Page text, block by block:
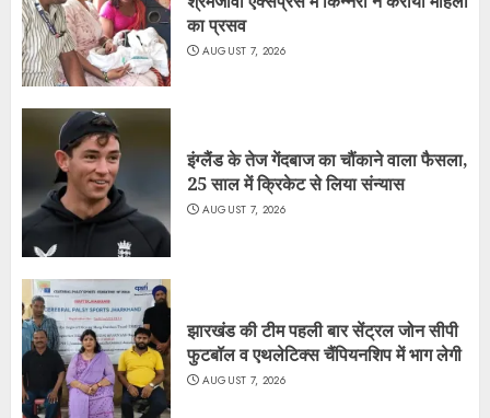
का प्रसव
AUGUST 7, 2026
इंग्लैंड के तेज गेंदबाज का चौंकाने वाला फैसला,
25 साल में क्रिकेट से लिया संन्यास
AUGUST 7, 2026
झारखंड की टीम पहली बार सेंट्रल जोन सीपी
फुटबॉल व एथलेटिक्स चैंपियनशिप में भाग लेगी
AUGUST 7, 2026